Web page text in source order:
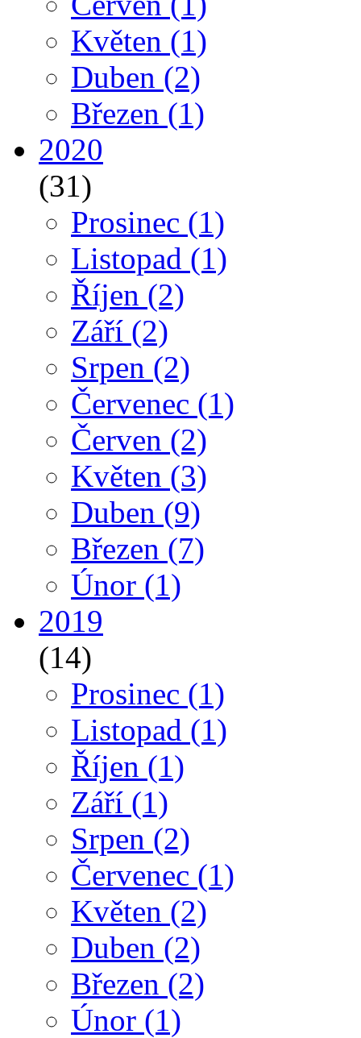
Květen (1)
Duben (2)
Březen (1)
2020
(31)
Prosinec (1)
Listopad (1)
Říjen (2)
Září (2)
Srpen (2)
Červenec (1)
Červen (2)
Květen (3)
Duben (9)
Březen (7)
Únor (1)
2019
(14)
Prosinec (1)
Listopad (1)
Říjen (1)
Září (1)
Srpen (2)
Červenec (1)
Květen (2)
Duben (2)
Březen (2)
Únor (1)